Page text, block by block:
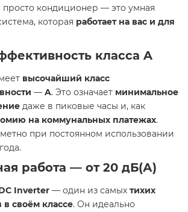
просто кондиционер — это умная
которая работает на вас и для
класса A
высочайший класс
— A. Это означает минимальное
даже в пиковые часы и, как
на коммунальных платежах.
при постоянном использовании
работа — от 20 дБ(А)
Inverter — один из самых тихих
своём классе. Он идеально